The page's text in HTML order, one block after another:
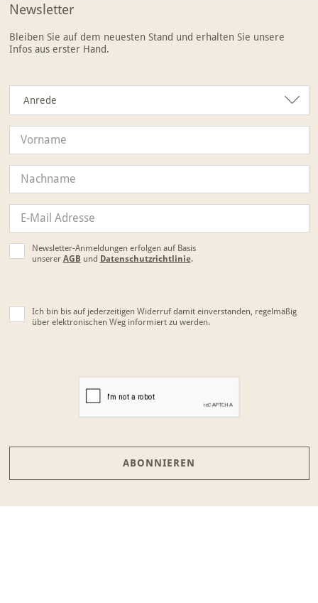
Newsletter
Bleiben Sie auf dem neuesten Stand und erhalten Sie unsere
Infos aus erster Hand.
Anrede
Newsletter-Anmeldungen erfolgen auf Basis
unserer AGB und Datenschutzrichtlinie.
Ich bin bis auf jederzeitigen Widerruf damit einverstanden, regelmäßig
über elektronischen Weg informiert zu werden.
ABONNIEREN